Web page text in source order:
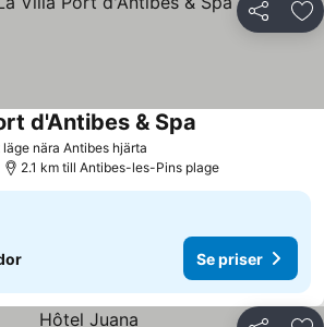
Dela
nära Antibes hjärta
d'Antibes & Spa
2.1 km till Antibes-les-Pins plage
Se priser